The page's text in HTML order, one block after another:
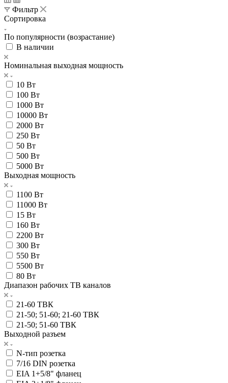
Фильтр
Сортировка
По популярности (возрастание)
В наличии
Номинальная выходная мощность
10 Вт
100 Вт
1000 Вт
10000 Вт
2000 Вт
250 Вт
50 Вт
500 Вт
5000 Вт
Выходная мощность
1100 Вт
11000 Вт
15 Вт
160 Вт
2200 Вт
300 Вт
550 Вт
5500 Вт
80 Вт
Диапазон рабочих ТВ каналов
21-60 ТВК
21-50; 51-60; 21-60 ТВК
21-50; 51-60 ТВК
Выходной разъем
N-тип розетка
7/16 DIN розетка
EIA 1+5/8" фланец